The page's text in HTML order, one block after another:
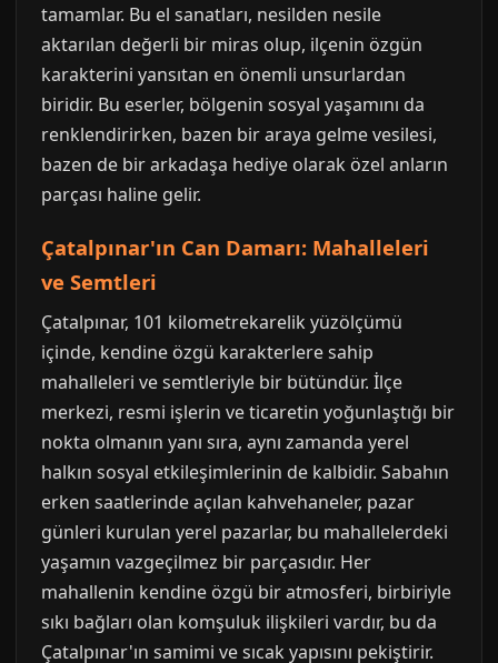
tamamlar. Bu el sanatları, nesilden nesile
aktarılan değerli bir miras olup, ilçenin özgün
karakterini yansıtan en önemli unsurlardan
biridir. Bu eserler, bölgenin sosyal yaşamını da
renklendirirken, bazen bir araya gelme vesilesi,
bazen de bir arkadaşa hediye olarak özel anların
parçası haline gelir.
Çatalpınar'ın Can Damarı: Mahalleleri
ve Semtleri
Çatalpınar, 101 kilometrekarelik yüzölçümü
içinde, kendine özgü karakterlere sahip
mahalleleri ve semtleriyle bir bütündür. İlçe
merkezi, resmi işlerin ve ticaretin yoğunlaştığı bir
nokta olmanın yanı sıra, aynı zamanda yerel
halkın sosyal etkileşimlerinin de kalbidir. Sabahın
erken saatlerinde açılan kahvehaneler, pazar
günleri kurulan yerel pazarlar, bu mahallelerdeki
yaşamın vazgeçilmez bir parçasıdır. Her
mahallenin kendine özgü bir atmosferi, birbiriyle
sıkı bağları olan komşuluk ilişkileri vardır, bu da
Çatalpınar'ın samimi ve sıcak yapısını pekiştirir.